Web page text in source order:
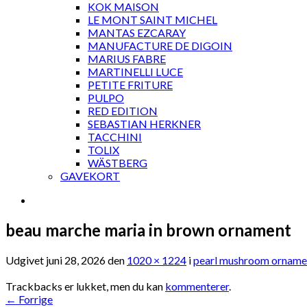
KOK MAISON
LE MONT SAINT MICHEL
MANTAS EZCARAY
MANUFACTURE DE DIGOIN
MARIUS FABRE
MARTINELLI LUCE
PETITE FRITURE
PULPO
RED EDITION
SEBASTIAN HERKNER
TACCHINI
TOLIX
WÄSTBERG
GAVEKORT
beau marche maria in brown ornament
Udgivet juni 28, 2026den 1020 × 1224 ipearl mushroom
Trackbacks er lukket, men du kan kommenterer.
← Forrige